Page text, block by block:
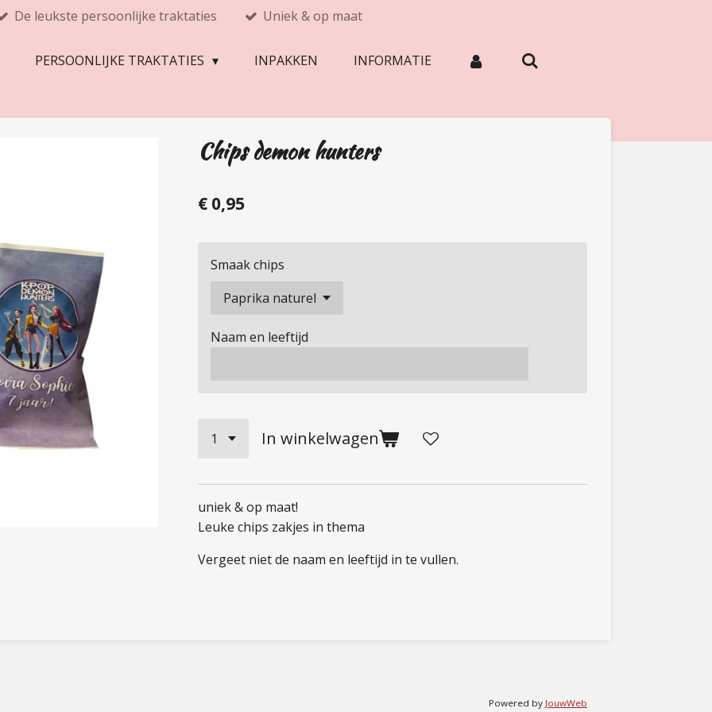
De leukste persoonlijke traktaties Uniek & op maat
PERSOONLIJKE TRAKTATIES INPAKKEN INFORMATIE
Chips demon hunters
€ 0,95
Smaak chips
Naam en leeftijd
In winkelwagen
uniek & op maat!
Leuke chips zakjes in thema
Vergeet niet de naam en leeftijd in te vullen.
Powered by JouwWeb